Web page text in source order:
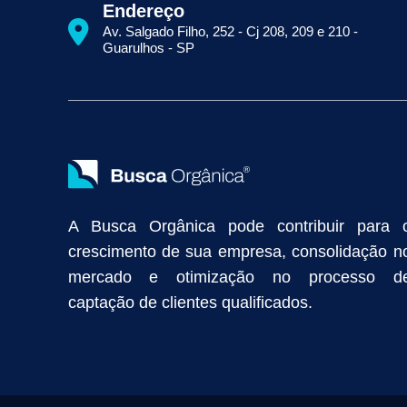
Primeira Página do Google Sem Pagar por Clique
Quais
Empresa de Prospecção B2B
Marketing Industrial Marketing
Divulgação Online
Atração de Clientes
Anunciar na Internet
Captar Clientes Criação de Site para
Endereço
Av. Salgado Filho, 252 - Cj 208, 209 e 210 -
Guarulhos - SP
A Busca Orgânica pode contribuir para
crescimento de sua empresa, consolidação
mercado e otimização no processo
captação de clientes qualificados.